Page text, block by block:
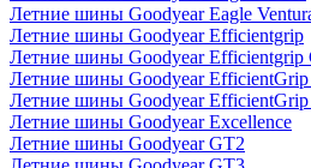
Летние шины Goodyear Eagle
Летние шины Goodyear Efficientgrip
Летние шины Goodyear Efficientgrip
Летние шины Goodyear EfficientGrip
Летние шины Goodyear EfficientGrip
Летние шины Goodyear Excellence
Летние шины Goodyear GT2